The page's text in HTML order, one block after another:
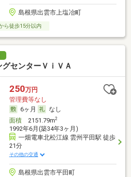
島根県出雲市上塩冶町
ら徒歩15分以内
センターＶｉＶＡ
250万円
管理費等なし
6ヶ月
なし
面積2151.79m2
1992年6月(築34年3ヶ月)
一畑電車北松江線 雲州平田駅 徒歩
21分
その他の交通
島根県出雲市平田町